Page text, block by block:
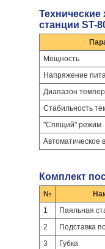
Технические
станции ST-
Мощность
Напряжение
Диапазон
Стабильность
"Спящий" режим
Автоматическое
Комплект
№
1
Паяльная
2
Подставка
3
Губка